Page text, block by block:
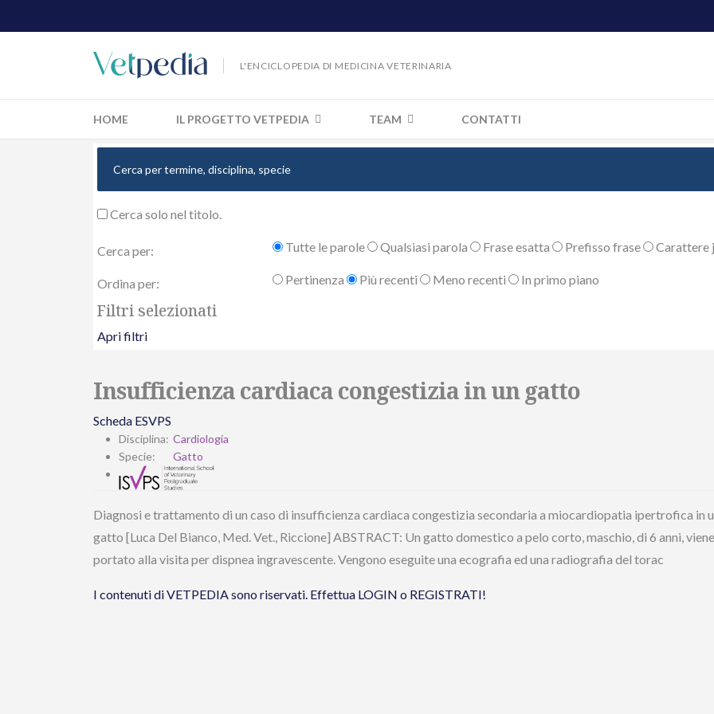
L'ENCICLOPEDIA DI MEDICINA VETERINARIA
HOME IL PROGETTO VETPEDIA TEAM CONTATTI
Cerca solo nel titolo.
Cerca per: Tutte le parole Qualsiasi parola Frase esatta Prefisso frase Carattere
Ordina per: Pertinenza Più recenti Meno recenti In primo piano
Filtri selezionati
Apri filtri
Insufficienza cardiaca congestizia in un gatto
Scheda ESVPS
Disciplina: Cardiologia
Specie:
Gatto
Diagnosi e trattamento di un caso di insufficienza cardiaca congestizia secondaria a miocardiopatia ipertrofica in
gatto [Luca Del Bianco, Med. Vet., Riccione] ABSTRACT: Un gatto domestico a pelo corto, maschio, di 6 anni, viene
portato alla visita per dispnea ingravescente. Vengono eseguite una ecografia ed una radiografia del torac
I contenuti di VETPEDIA sono riservati. Effettua LOGIN o REGISTRATI!